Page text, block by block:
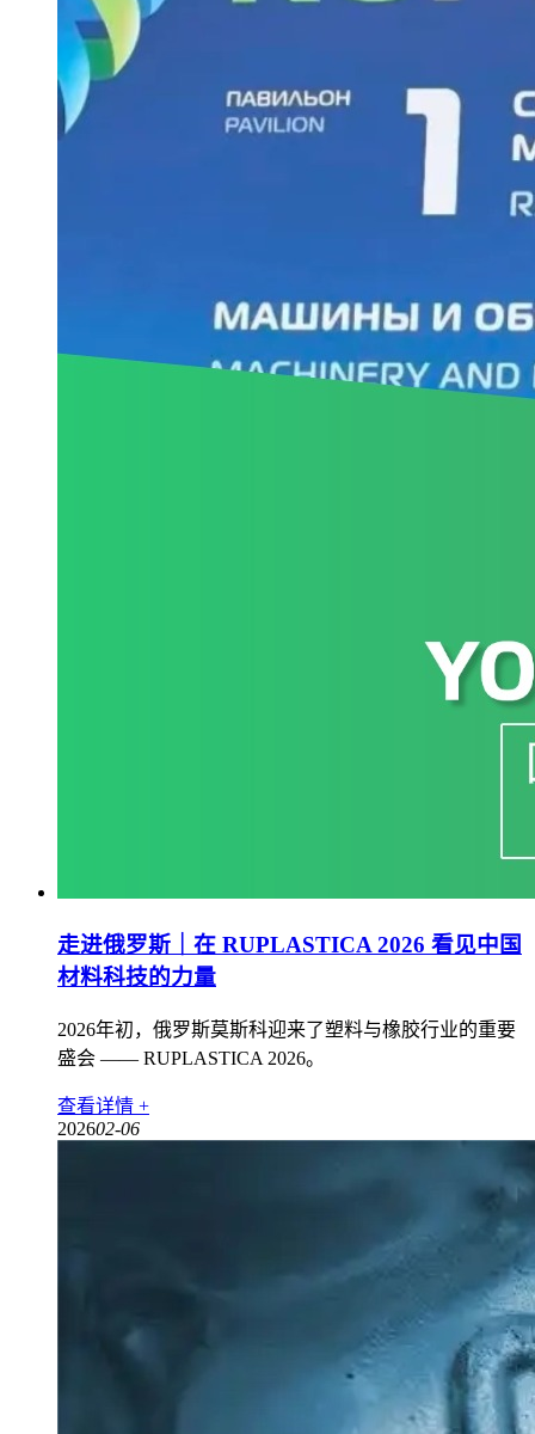
走进俄罗斯｜在 RUPLASTICA 2026 看见中国
材料科技的力量
2026年初，俄罗斯莫斯科迎来了塑料与橡胶行业的重要
盛会 —— RUPLASTICA 2026。
查看详情 +
202602-06